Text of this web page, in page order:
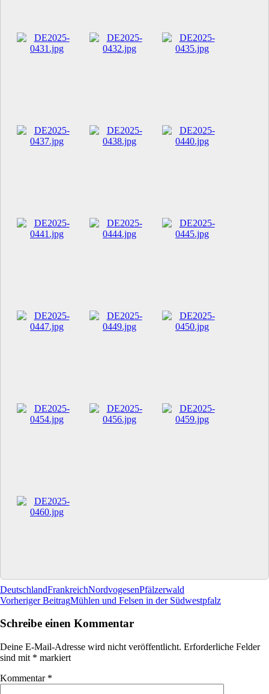
DeutschlandFrankreichNordvogesenPfälzerwald
Beitragsnavigation
Vorheriger BeitragMühlen und Felsen in der Südwestpfalz
Schreibe einen Kommentar
Deine E-Mail-Adresse wird nicht veröffentlicht. Erforderliche Felder
sind mit * markiert
Kommentar *